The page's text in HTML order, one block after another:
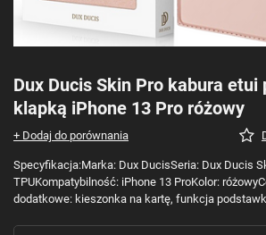
Dux Ducis Skin Pro kabura etui
klapką iPhone 13 Pro różowy
+ Dodaj do porównania
Specyfikacja:Marka: Dux DucisSeria: Dux Ducis
TPUKompatybilność: iPhone 13 ProKolor:
dodatkowe: kieszonka na kartę, funkcja